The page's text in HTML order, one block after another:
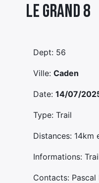
Le Grand 8
Dept: 56
Ville: Caden
Date: 14/07/
Type: Trail
Distances: 14km
Informations:
Contacts: